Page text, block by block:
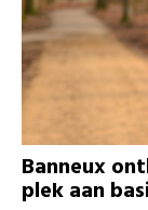
Banneux
plek aan